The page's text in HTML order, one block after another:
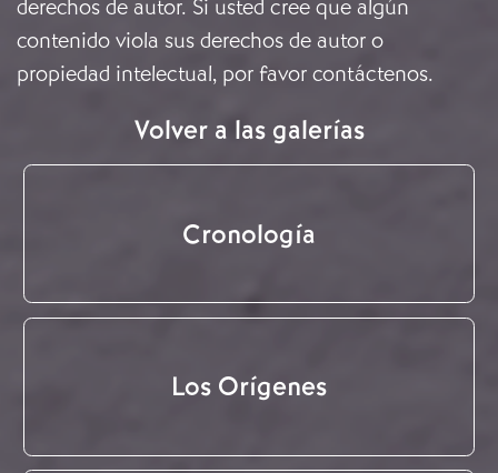
derechos de autor. Si usted cree que algún
contenido viola sus derechos de autor o
propiedad intelectual, por favor contáctenos.
Volver a las galerías
Cronología
Los Orígenes